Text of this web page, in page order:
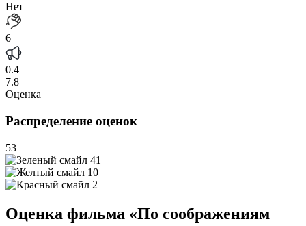
Нет
6
0.4
7.8
Оценка
Распределение оценок
53
41
10
2
Оценка фильма «По соображениям